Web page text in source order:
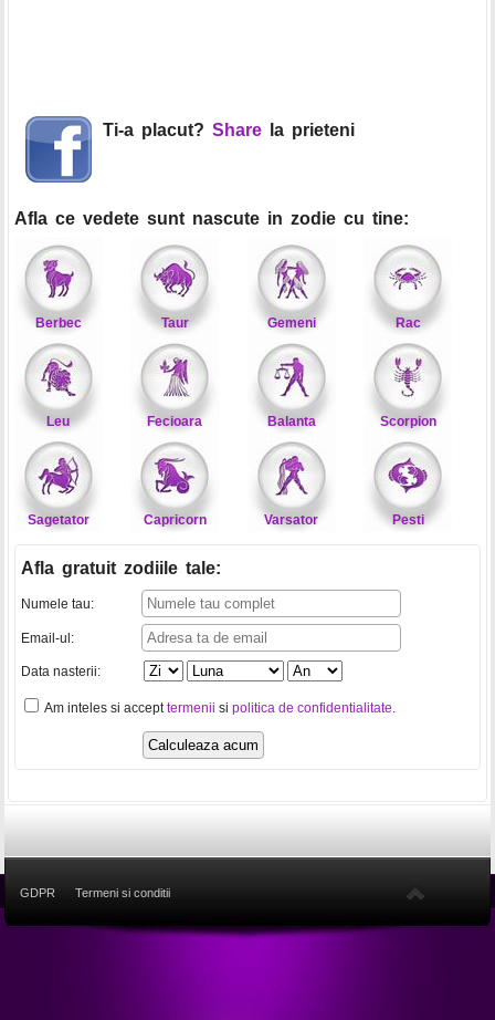
Ti-a placut? Share la prieteni
Afla ce vedete sunt nascute in zodie cu tine:
Berbec Taur Gemeni Rac
Leu Fecioara Balanta Scorpion
Sagetator Capricorn Varsator Pesti
Afla gratuit zodiile tale:
Numele tau:
Email-ul:
Data nasterii:
Am inteles si accepttermenii si politica de confidentialitate.
GDPR Termeni si conditii